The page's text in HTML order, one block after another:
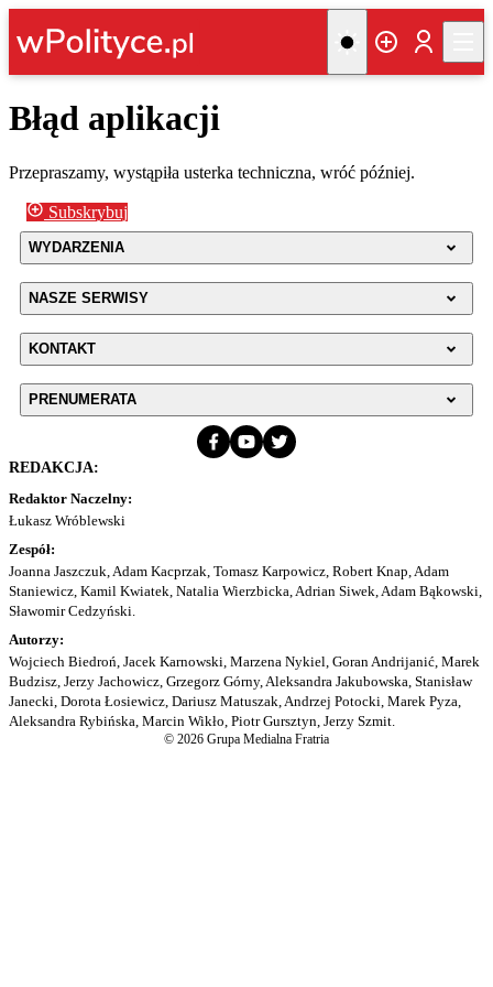
Błąd aplikacji
Przepraszamy, wystąpiła usterka techniczna, wróć później.
Subskrybuj
WYDARZENIA
NASZE SERWISY
KONTAKT
PRENUMERATA
REDAKCJA:
Redaktor Naczelny:
Łukasz Wróblewski
Zespół:
Joanna Jaszczuk, Adam Kacprzak, Tomasz Karpowicz, Robert Knap, Adam
Staniewicz, Kamil Kwiatek, Natalia Wierzbicka, Adrian Siwek, Adam Bąkowski,
Sławomir Cedzyński.
Autorzy:
Wojciech Biedroń, Jacek Karnowski, Marzena Nykiel, Goran Andrijanić, Marek
Budzisz, Jerzy Jachowicz, Grzegorz Górny, Aleksandra Jakubowska, Stanisław
Janecki, Dorota Łosiewicz, Dariusz Matuszak, Andrzej Potocki, Marek Pyza,
Aleksandra Rybińska, Marcin Wikło, Piotr Gursztyn, Jerzy Szmit.
© 2026 Grupa Medialna Fratria